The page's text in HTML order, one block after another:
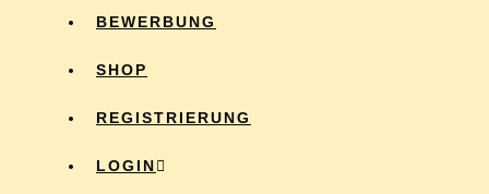
BE­WER­BUNG
SHOP
RE­GIS­TRIE­RUNG
LOG­IN